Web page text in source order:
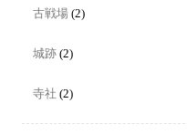
古戦場 (2)
城跡 (2)
寺社 (2)